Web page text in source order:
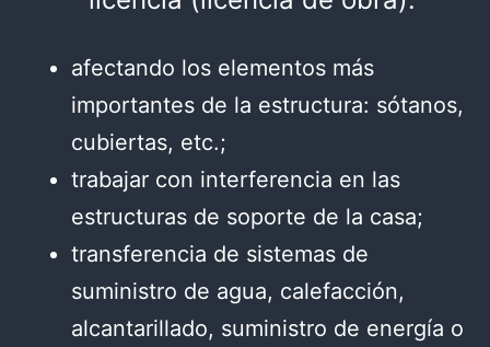
afectando los elementos más
importantes de la estructura: sótanos,
cubiertas, etc.;
trabajar con interferencia en las
estructuras de soporte de la casa;
transferencia de sistemas de
suministro de agua, calefacción,
alcantarillado, suministro de energía o